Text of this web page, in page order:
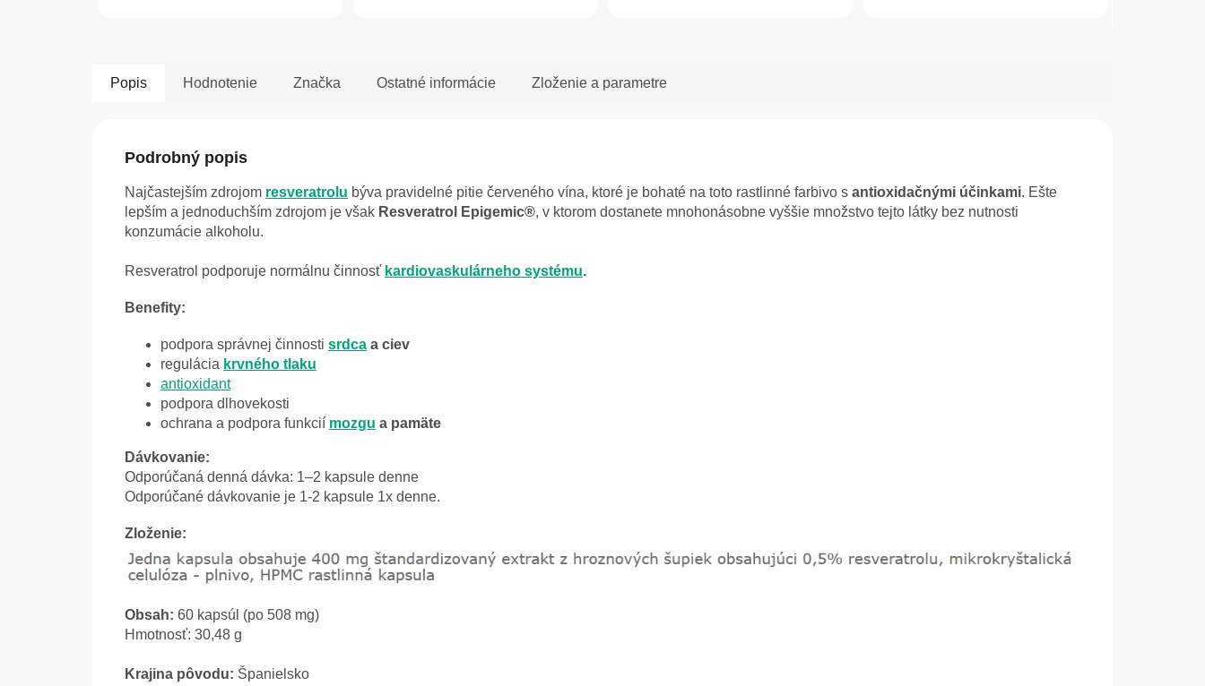
Popis Hodnotenie Značka Ostatné informácie Zloženie a parametre
Podrobný popis
Najčastejším zdrojom resveratrolu býva pravidelné pitie červeného vína, ktoré je bohaté na toto rastlinné farbivo s antioxidačnými účinkami. Ešte
lepším a jednoduchším zdrojom je však Resveratrol Epigemic®, v ktorom dostanete mnohonásobne vyššie množstvo tejto látky bez nutnosti
konzumácie alkoholu.
Resveratrol podporuje normálnu činnosť kardiovaskulárneho systému.
Benefity:
podpora správnej činnosti srdca a ciev
regulácia krvného tlaku
antioxidant
podpora dlhovekosti
ochrana a podpora funkcií mozgu a pamäte
Dávkovanie:
Odporúčaná denná dávka: 1–2 kapsule denne
Odporúčané dávkovanie je 1-2 kapsule 1x denne.
Zloženie:
Obsah: 60 kapsúl (po 508 mg)
Hmotnosť: 30,48 g
Krajina pôvodu: Španielsko